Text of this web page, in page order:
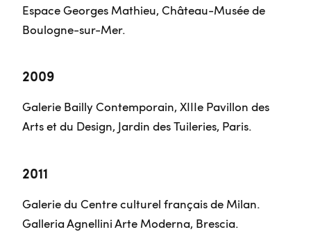
Espace Georges Mathieu, Château-Musée de
Boulogne-sur-Mer.
2009
Galerie Bailly Contemporain, XIIIe Pavillon des
Arts et du Design, Jardin des Tuileries, Paris.
2011
Galerie du Centre culturel français de Milan.
Galleria Agnellini Arte Moderna, Brescia.